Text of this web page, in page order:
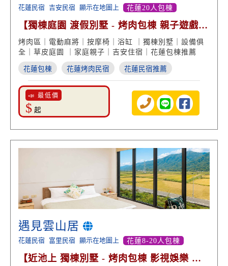
花蓮民宿 吉安民宿 顯示在地圖上 花蓮20人包棟
【獨棟庭園 渡假別墅 - 烤肉包棟 親子遊戲區
盪鞦韆】
烤肉區｜電動麻將｜按摩椅｜浴缸 ｜獨棟別墅｜設備俱
全｜草皮庭園 ｜家庭親子｜吉安住宿｜花蓮包棟推薦
花蓮包棟 花蓮烤肉民宿 花蓮民宿推薦
📣 最低價
$ 起
遇見雲山居
花蓮民宿 富里民宿 顯示在地圖上 花蓮8-20人包棟
【近池上 獨棟別墅 - 烤肉包棟 影視娛樂 絕